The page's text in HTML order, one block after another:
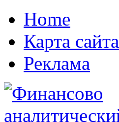
Home
Карта сайта
Реклама